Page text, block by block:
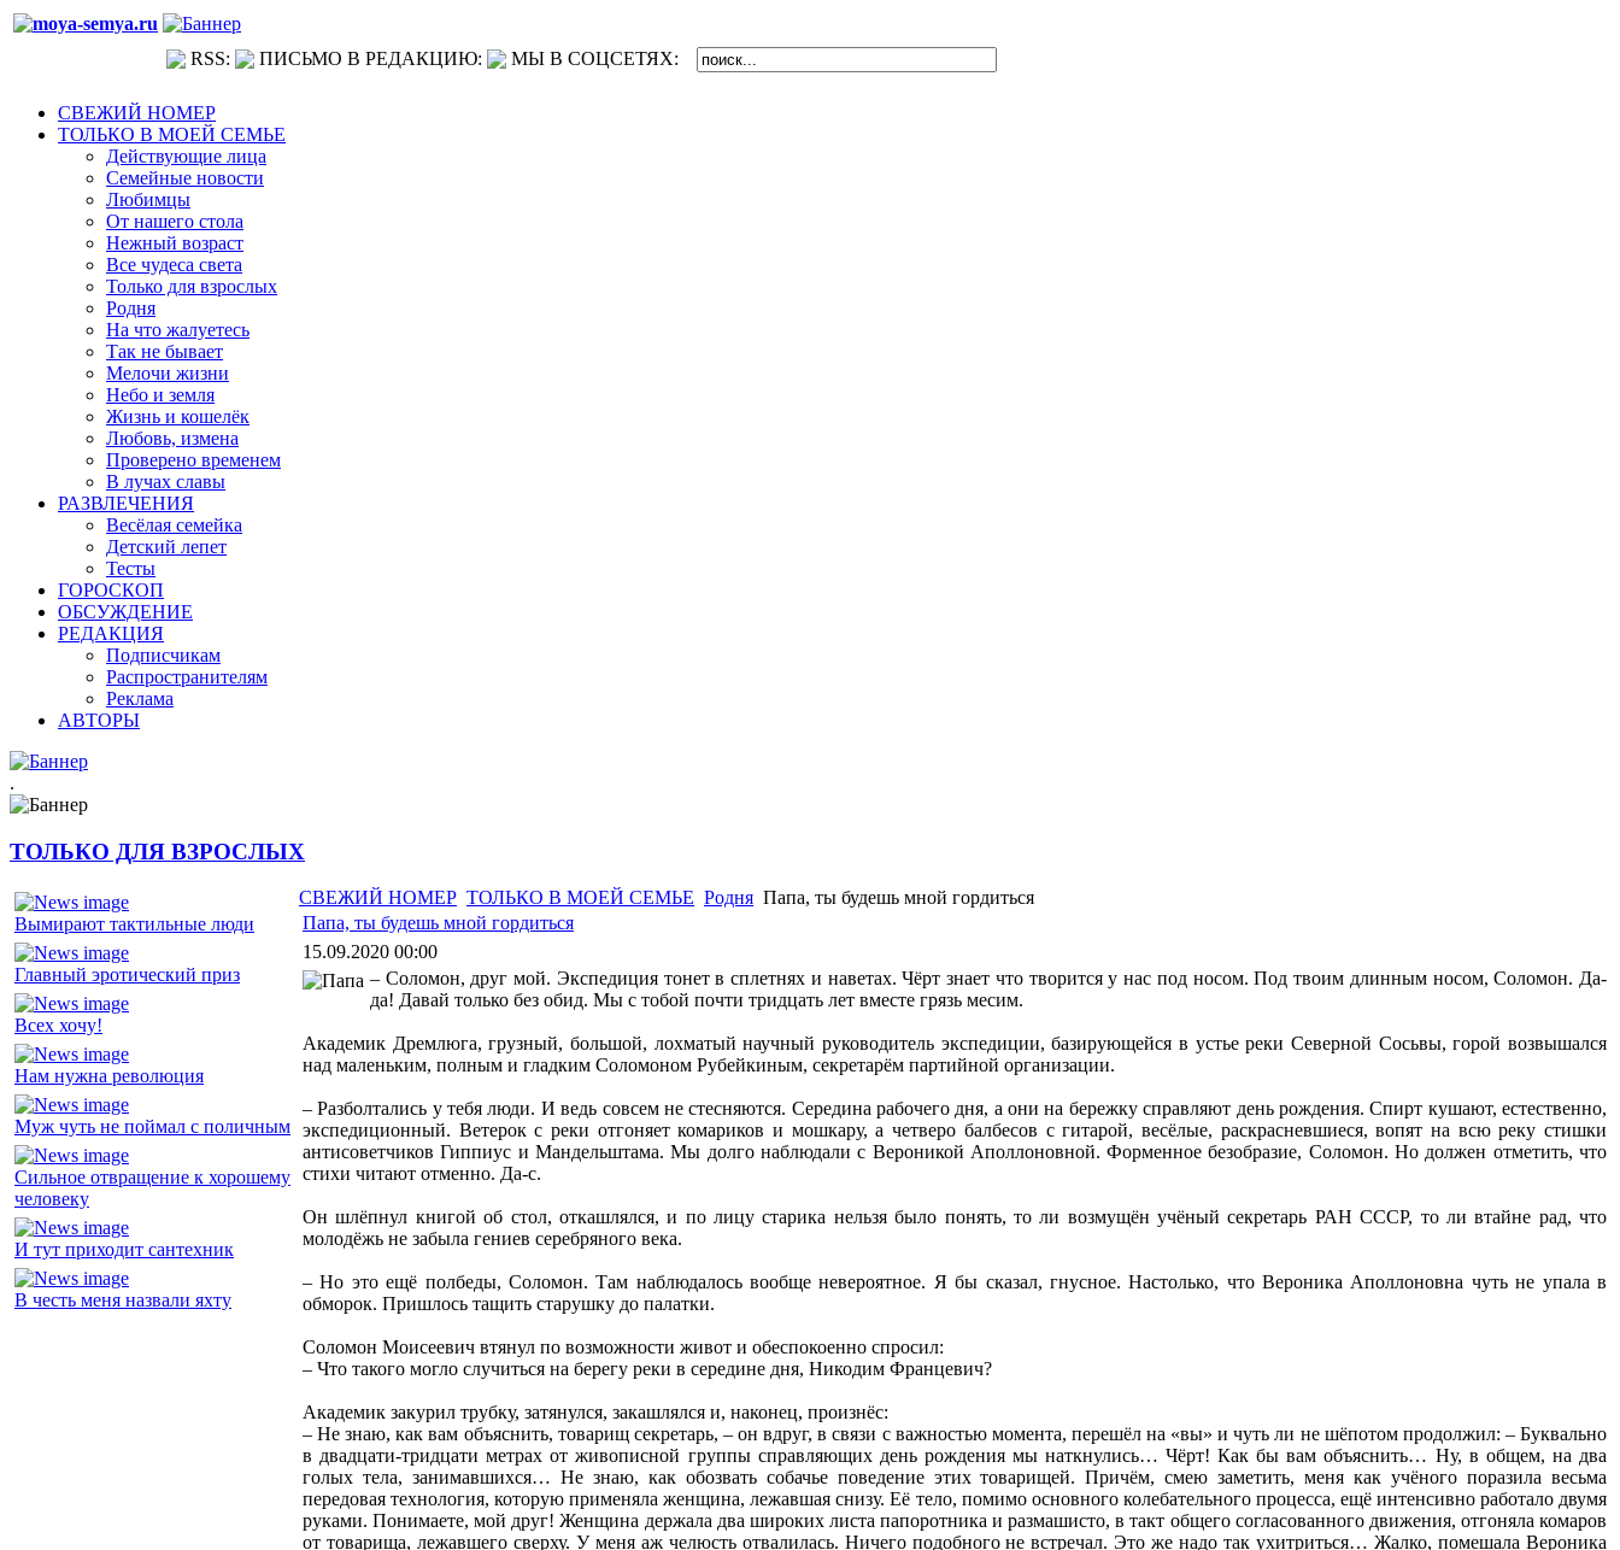
RSS: ПИСЬМО В РЕДАКЦИЮ: МЫ В СОЦСЕТЯХ:
СВЕЖИЙ НОМЕР
ТОЛЬКО В МОЕЙ СЕМЬЕ
Действующие лица
Семейные новости
Любимцы
От нашего стола
Нежный возраст
Все чудеса света
Только для взрослых
Родня
На что жалуетесь
Так не бывает
Мелочи жизни
Небо и земля
Жизнь и кошелёк
Любовь, измена
Проверено временем
В лучах славы
РАЗВЛЕЧЕНИЯ
Весёлая семейка
Детский лепет
Тесты
ГОРОСКОП
ОБСУЖДЕНИЕ
РЕДАКЦИЯ
Подписчикам
Распространителям
Реклама
АВТОРЫ
.
ТОЛЬКО ДЛЯ ВЗРОСЛЫХ
Вымирают тактильные люди
Главный эротический приз
Всех хочу!
Нам нужна революция
Муж чуть не поймал с поличным
Сильное отвращение к хорошему
человеку
И тут приходит сантехник
В честь меня назвали яхту
СВЕЖИЙ НОМЕР ТОЛЬКО В МОЕЙ СЕМЬЕ Родня Папа, ты будешь мной гордиться
Папа, ты будешь мной гордиться
15.09.2020 00:00
– Соломон, друг мой. Экспедиция тонет в сплетнях и наветах. Чёрт знает что творится у нас под носом. Под твоим длинным носом, Соломон. Да-
да! Давай только без обид. Мы с тобой почти тридцать лет вместе грязь месим.
Академик Дремлюга, грузный, большой, лохматый научный руководитель экспедиции, базирующейся в устье реки Северной Сосьвы, горой возвышался
над маленьким, полным и гладким Соломоном Рубейкиным, секретарём партийной организации.
– Разболтались у тебя люди. И ведь совсем не стесняются. Середина рабочего дня, а они на бережку справляют день рождения. Спирт кушают, естественно,
экспедиционный. Ветерок с реки отгоняет комариков и мошкару, а четверо балбесов с гитарой, весёлые, раскрасневшиеся, вопят на всю реку стишки
антисоветчиков Гиппиус и Мандельштама. Мы долго наблюдали с Вероникой Аполлоновной. Форменное безобразие, Соломон. Но должен отметить, что
стихи читают отменно. Да-с.
Он шлёпнул книгой об стол, откашлялся, и по лицу старика нельзя было понять, то ли возмущён учёный секретарь РАН СССР, то ли втайне рад, что
молодёжь не забыла гениев серебряного века.
– Но это ещё полбеды, Соломон. Там наблюдалось вообще невероятное. Я бы сказал, гнусное. Настолько, что Вероника Аполлоновна чуть не упала в
обморок. Пришлось тащить старушку до палатки.
Соломон Моисеевич втянул по возможности живот и обеспокоенно спросил:
– Что такого могло случиться на берегу реки в середине дня, Никодим Францевич?
Академик закурил трубку, затянулся, закашлялся и, наконец, произнёс:
– Не знаю, как вам объяснить, товарищ секретарь, – он вдруг, в связи с важностью момента, перешёл на «вы» и чуть ли не шёпотом продолжил: – Буквально
в двадцати-тридцати метрах от живописной группы справляющих день рождения мы наткнулись… Чёрт! Как бы вам объяснить… Ну, в общем, на два
голых тела, занимавшихся… Не знаю, как обозвать собачье поведение этих товарищей. Причём, смею заметить, меня как учёного поразила весьма
передовая технология, которую применяла женщина, лежавшая снизу. Её тело, помимо основного колебательного процесса, ещё интенсивно работало двумя
руками. Понимаете, мой друг! Женщина держала два широких листа папоротника и размашисто, в такт общего согласованного движения, отгоняла комаров
от товарища, лежавшего сверху. У меня аж челюсть отвалилась. Ничего подобного не встречал. Это же надо так ухитриться… Жалко, помешала Вероника